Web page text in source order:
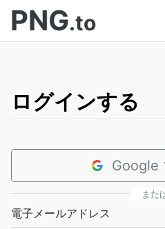
PNG.to
ログインする
Google
また
電子メールアドレス